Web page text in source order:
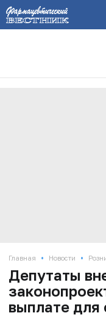
Главная • Новости •
Депутаты
выплате для